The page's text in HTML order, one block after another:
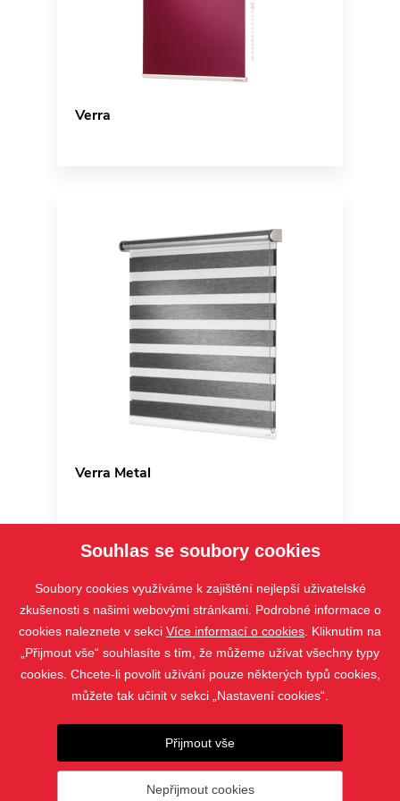
Verra
Verra Metal
PRODUKTY
Souhlas se soubory cookies
Soubory cookies využíváme k zajištění nejlepší uživatelské
zkušenosti s našimi webovými stránkami. Podrobné informace o
cookies naleznete v sekci Více informací o cookies . Kliknutím na
„Přijmout vše“ souhlasíte s tím, že můžeme užívat všechny typy
cookies. Chcete-li povolit užívání pouze některých typů cookies,
můžete tak učinit v sekci „Nastavení cookies“.
Přijmout vše
Nepřijmout cookies